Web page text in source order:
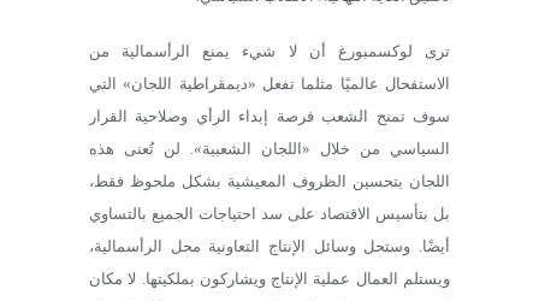
ترى لوكسمبورغ أن لا شيء يمنع الرأسمالية من
الاستفحال عالميًا مثلما تفعل «ديمقراطية اللجان» التي
سوف تمنح الشعب فرصة إبداء الرأي وصلاحية القرار
السياسي من خلال «اللجان الشعبية». لن تُعنى هذه
اللجان بتحسين الظروف المعيشية بشكل ملحوظ فقط،
بل بتأسيس الاقتصاد على سد احتياجات الجميع بالتساوي
أيضًا. وستحل وسائل الإنتاج التعاونية محل الرأسمالية،
ويستلم العمال عملية الإنتاج ويشاركون بملكيتها. لا مكان